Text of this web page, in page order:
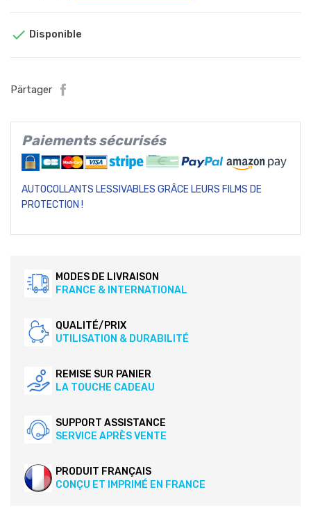
 Disponible
Pärtager
Paiements sécurisés
AUTOCOLLANTS LESSIVABLES GRÂCE LEURS FILMS DE
PROTECTION !
MODES DE LIVRAISON
FRANCE & INTERNATIONAL
QUALITÉ/PRIX
UTILISATION & DURABILITÉ
REMISE SUR PANIER
LA TOUCHE CADEAU
SUPPORT ASSISTANCE
SERVICE APRÈS VENTE
PRODUIT FRANÇAIS
CONÇU ET IMPRIMÉ EN FRANCE